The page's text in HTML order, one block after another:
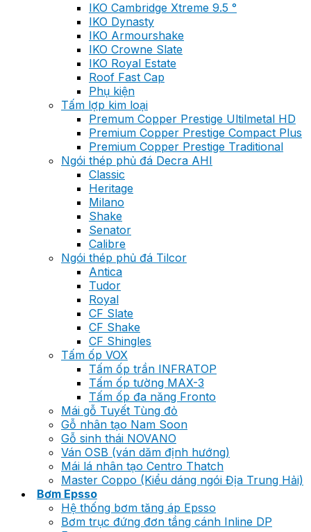
IKO Cambridge Xtreme 9.5 °
IKO Dynasty
IKO Armourshake
IKO Crowne Slate
IKO Royal Estate
Roof Fast Cap
Phụ kiện
Tấm lợp kim loại
Premum Copper Prestige Ultilmetal HD
Premium Copper Prestige Compact Plus
Premium Copper Prestige Traditional
Ngói thép phủ đá Decra AHI
Classic
Heritage
Milano
Shake
Senator
Calibre
Ngói thép phủ đá Tilcor
Antica
Tudor
Royal
CF Slate
CF Shake
CF Shingles
Tấm ốp VOX
Tấm ốp trần INFRATOP
Tấm ốp tường MAX-3
Tấm ốp đa năng Fronto
Mái gỗ Tuyết Tùng đỏ
Gỗ nhân tạo Nam Soon
Gỗ sinh thái NOVANO
Ván OSB (ván dăm định hướng)
Mái lá nhân tạo Centro Thatch
Master Coppo (Kiểu dáng ngói Địa Trung Hải)
Bơm Epsso
Hệ thống bơm tăng áp Epsso
Bơm trục đứng đơn tầng cánh Inline DP